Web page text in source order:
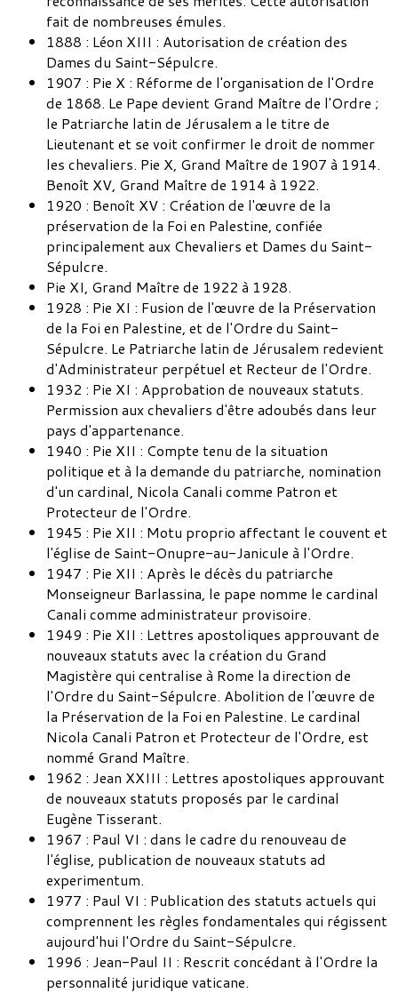
fait de nombreuses émules.
1888 : Léon XIII : Autorisation de création des
Dames du Saint-Sépulcre.
1907 : Pie X : Réforme de l'organisation de l'Ordre
de 1868. Le Pape devient Grand Maître de l'Ordre ;
le Patriarche latin de Jérusalem a le titre de
Lieutenant et se voit confirmer le droit de nommer
les chevaliers. Pie X, Grand Maître de 1907 à 1914.
Benoît XV, Grand Maître de 1914 à 1922.
1920 : Benoît XV : Création de l'œuvre de la
préservation de la Foi en Palestine, confiée
principalement aux Chevaliers et Dames du Saint-
Sépulcre.
Pie XI, Grand Maître de 1922 à 1928.
1928 : Pie XI : Fusion de l'œuvre de la Préservation
de la Foi en Palestine, et de l'Ordre du Saint-
Sépulcre. Le Patriarche latin de Jérusalem redevient
d'Administrateur perpétuel et Recteur de l'Ordre.
1932 : Pie XI : Approbation de nouveaux statuts.
Permission aux chevaliers d'être adoubés dans leur
pays d'appartenance.
1940 : Pie XII : Compte tenu de la situation
politique et à la demande du patriarche, nomination
d'un cardinal, Nicola Canali comme Patron et
Protecteur de l'Ordre.
1945 : Pie XII : Motu proprio affectant le couvent et
l'église de Saint-Onupre-au-Janicule à l'Ordre.
1947 : Pie XII : Après le décès du patriarche
Monseigneur Barlassina, le pape nomme le cardinal
Canali comme administrateur provisoire.
1949 : Pie XII : Lettres apostoliques approuvant de
nouveaux statuts avec la création du Grand
Magistère qui centralise à Rome la direction de
l'Ordre du Saint-Sépulcre. Abolition de l'œuvre de
la Préservation de la Foi en Palestine. Le cardinal
Nicola Canali Patron et Protecteur de l'Ordre, est
nommé Grand Maître.
1962 : Jean XXIII : Lettres apostoliques approuvant
de nouveaux statuts proposés par le cardinal
Eugène Tisserant.
1967 : Paul VI : dans le cadre du renouveau de
l'église, publication de nouveaux statuts ad
experimentum.
1977 : Paul VI : Publication des statuts actuels qui
comprennent les règles fondamentales qui régissent
aujourd'hui l'Ordre du Saint-Sépulcre.
1996 : Jean-Paul II : Rescrit concédant à l'Ordre la
personnalité juridique vaticane.